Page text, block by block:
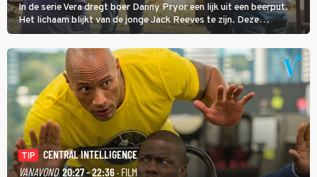
In de serie Vera dregt boer Danny Pryor een lijk uit een beerput.
Het lichaam blijkt van de jonge Jack Reeves te zijn. Deze
homoseksuele woonwagenbewoner had gebroken met zijn familie
en verliet het kamp met slaande ruzie.
TIP
CENTRAL INTELLIGENCE
VANAVOND 20:27 - 22:36· FILM